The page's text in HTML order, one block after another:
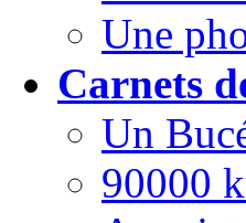
Une
Carnets
Un
90000